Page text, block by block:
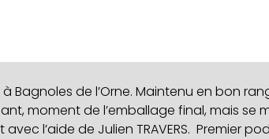
à Bagnoles de l’Orne. Maintenu en bon
moment de l’emballage final, mais se
l’aide de Julien TRAVERS. Premier